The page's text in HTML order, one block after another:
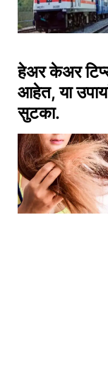
हेअर केअर
आहेत, या
सुटका.